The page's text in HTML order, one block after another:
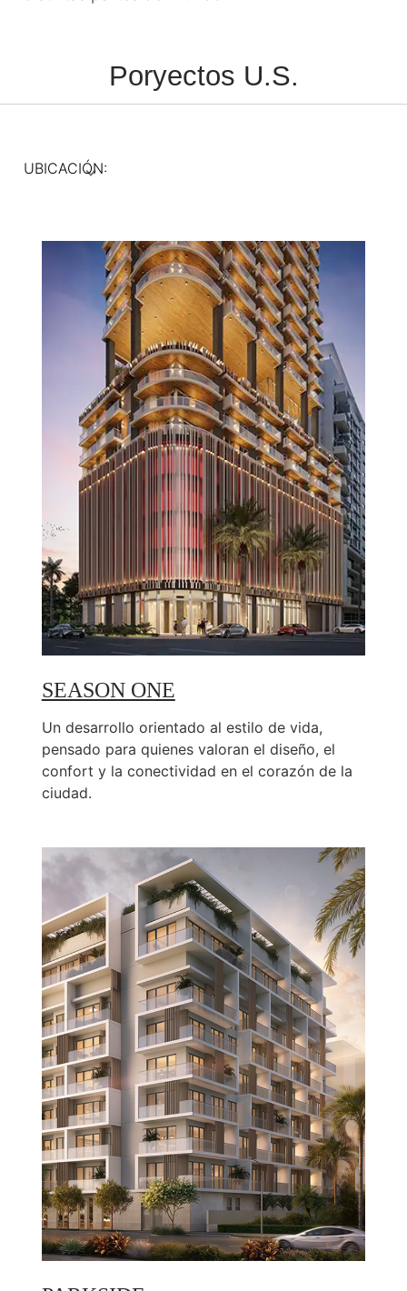
Poryectos U.S.
UBICACIÓN:
SEASON ONE
Un desarrollo orientado al estilo de vida,
pensado para quienes valoran el diseño, el
confort y la conectividad en el corazón de la
ciudad.